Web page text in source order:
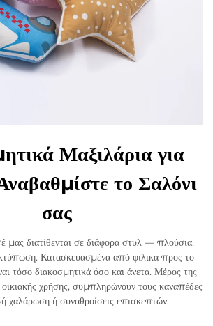
Μαξιλάρια για
το Σαλόνι
σας
μας διατίθενται σε διάφορα στυλ — πλούσια,
Κατασκευασμένα από φιλικά προς το
τόσο διακοσμητικά όσο και άνετα. Μέρος της
χρήσης, συμπληρώνουν τους καναπέδες
χαλάρωση ή συναθροίσεις επισκεπτών.